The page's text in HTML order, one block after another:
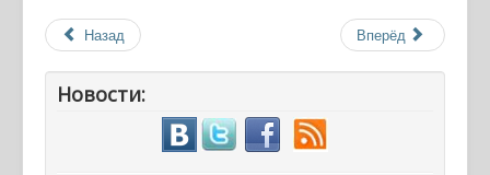
Назад Вперёд
Новости: